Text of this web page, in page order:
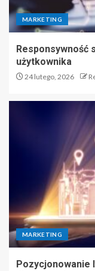
MARKETING
Responsywność
użytkownika
24 lutego, 2026
MARKETING
Pozycjonowanie